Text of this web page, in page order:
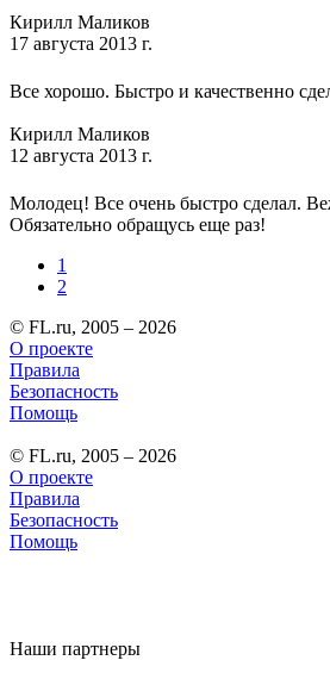
Кирилл Маликов
17 августа 2013 г.
Все хорошо. Быстро и качественно
Кирилл Маликов
12 августа 2013 г.
Молодец! Все очень быстро сделал.
Обязательно обращусь еще раз!
1
2
© FL.ru, 2005 – 2026
О проекте
Правила
Безопасность
Помощь
© FL.ru, 2005 – 2026
О проекте
Правила
Безопасность
Помощь
Наши партнеры